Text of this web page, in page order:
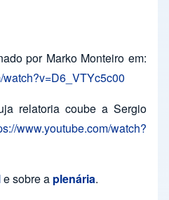
por Marko Monteiro em:
relatoria coube a Sergio
www.youtube.com/watch?
e sobre a plenária.